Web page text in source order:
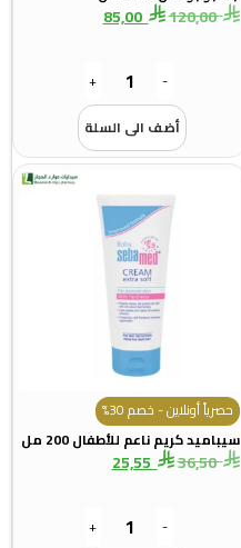
120,00
85,00
-
+
أضف الى السلة
حصرياً أونلاين - خصم 30%
سيباميد كريم ناعم للأطفال 200 مل
36,50
25,55
-
+